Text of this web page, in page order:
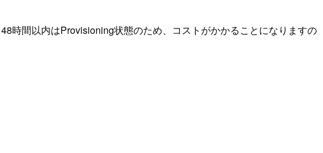
時間以内はProvisioning状態のため、コストがかかることになりますの